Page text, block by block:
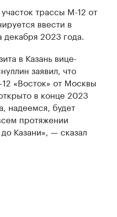
трассы М-12 от
ввести в
декабря 2023 года.
в Казань вице-
заявил, что
«Восток» от Москвы
в конце 2023
надеемся, будет
протяжении
Казани», — сказал